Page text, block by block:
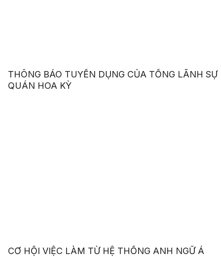
THÔNG BÁO TUYỂN DỤNG CỦA TỔNG LÃNH SỰ
QUÁN HOA KỲ
CƠ HỘI VIỆC LÀM TỪ HỆ THỐNG ANH NGỮ Á